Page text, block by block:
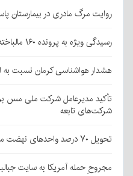
روایت مرگ مادری در بیمارستان
رسیدگی ویژه به پرونده ۱۶۰ مالباخته پیش‌فروش خودرو در زرند
هشدار هواشناسی کرمان نسبت
تأکید مدیرعامل شرکت ملی مس
شرکت‌های تابعه
تحویل ۷۰ درصد واحدهای نهضت ملی مسکن در کرمان
مجروحِ حمله آمریکا به سایت